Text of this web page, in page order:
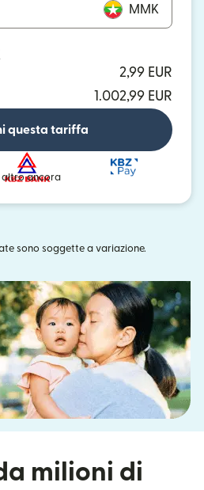
MMK
2,99 EUR
1.002,99 EUR
questa tariffa
altro ancora
sono soggette a variazione.
milioni di